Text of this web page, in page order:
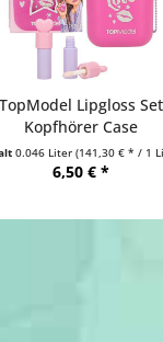
TopModel Lipgloss Set
Kopfhörer Case
0.046 Liter (141,30 € * / 1
6,50 € *